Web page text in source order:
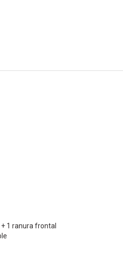
1 ranura frontal